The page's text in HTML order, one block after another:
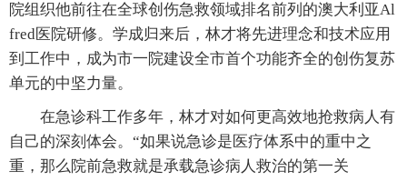
院组织他前往在全球创伤急救领域排名前列的澳大利亚Al
fred医院研修。学成归来后，林才将先进理念和技术应用
到工作中，成为市一院建设全市首个功能齐全的创伤复苏
单元的中坚力量。
在急诊科工作多年，林才对如何更高效地抢救病人有
自己的深刻体会。“如果说急诊是医疗体系中的重中之
重，那么院前急救就是承载急诊病人救治的第一关